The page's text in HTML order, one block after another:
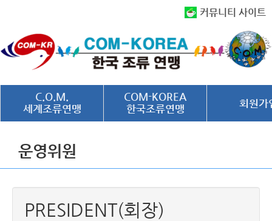
커뮤니티 사이트
C.O.M.
세계조류연맹
COM-KOREA
한국조류연맹
회원가
운영위원
PRESIDENT(회장)